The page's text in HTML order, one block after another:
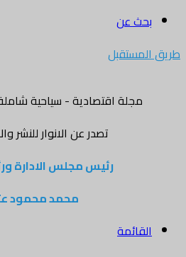
بحث عن
طريق المستقبل
مجلة اقتصادية - سياحية
تصدر عن الانوار للنشر
رئيس مجلس الادارة
محمد محمود
القائمة